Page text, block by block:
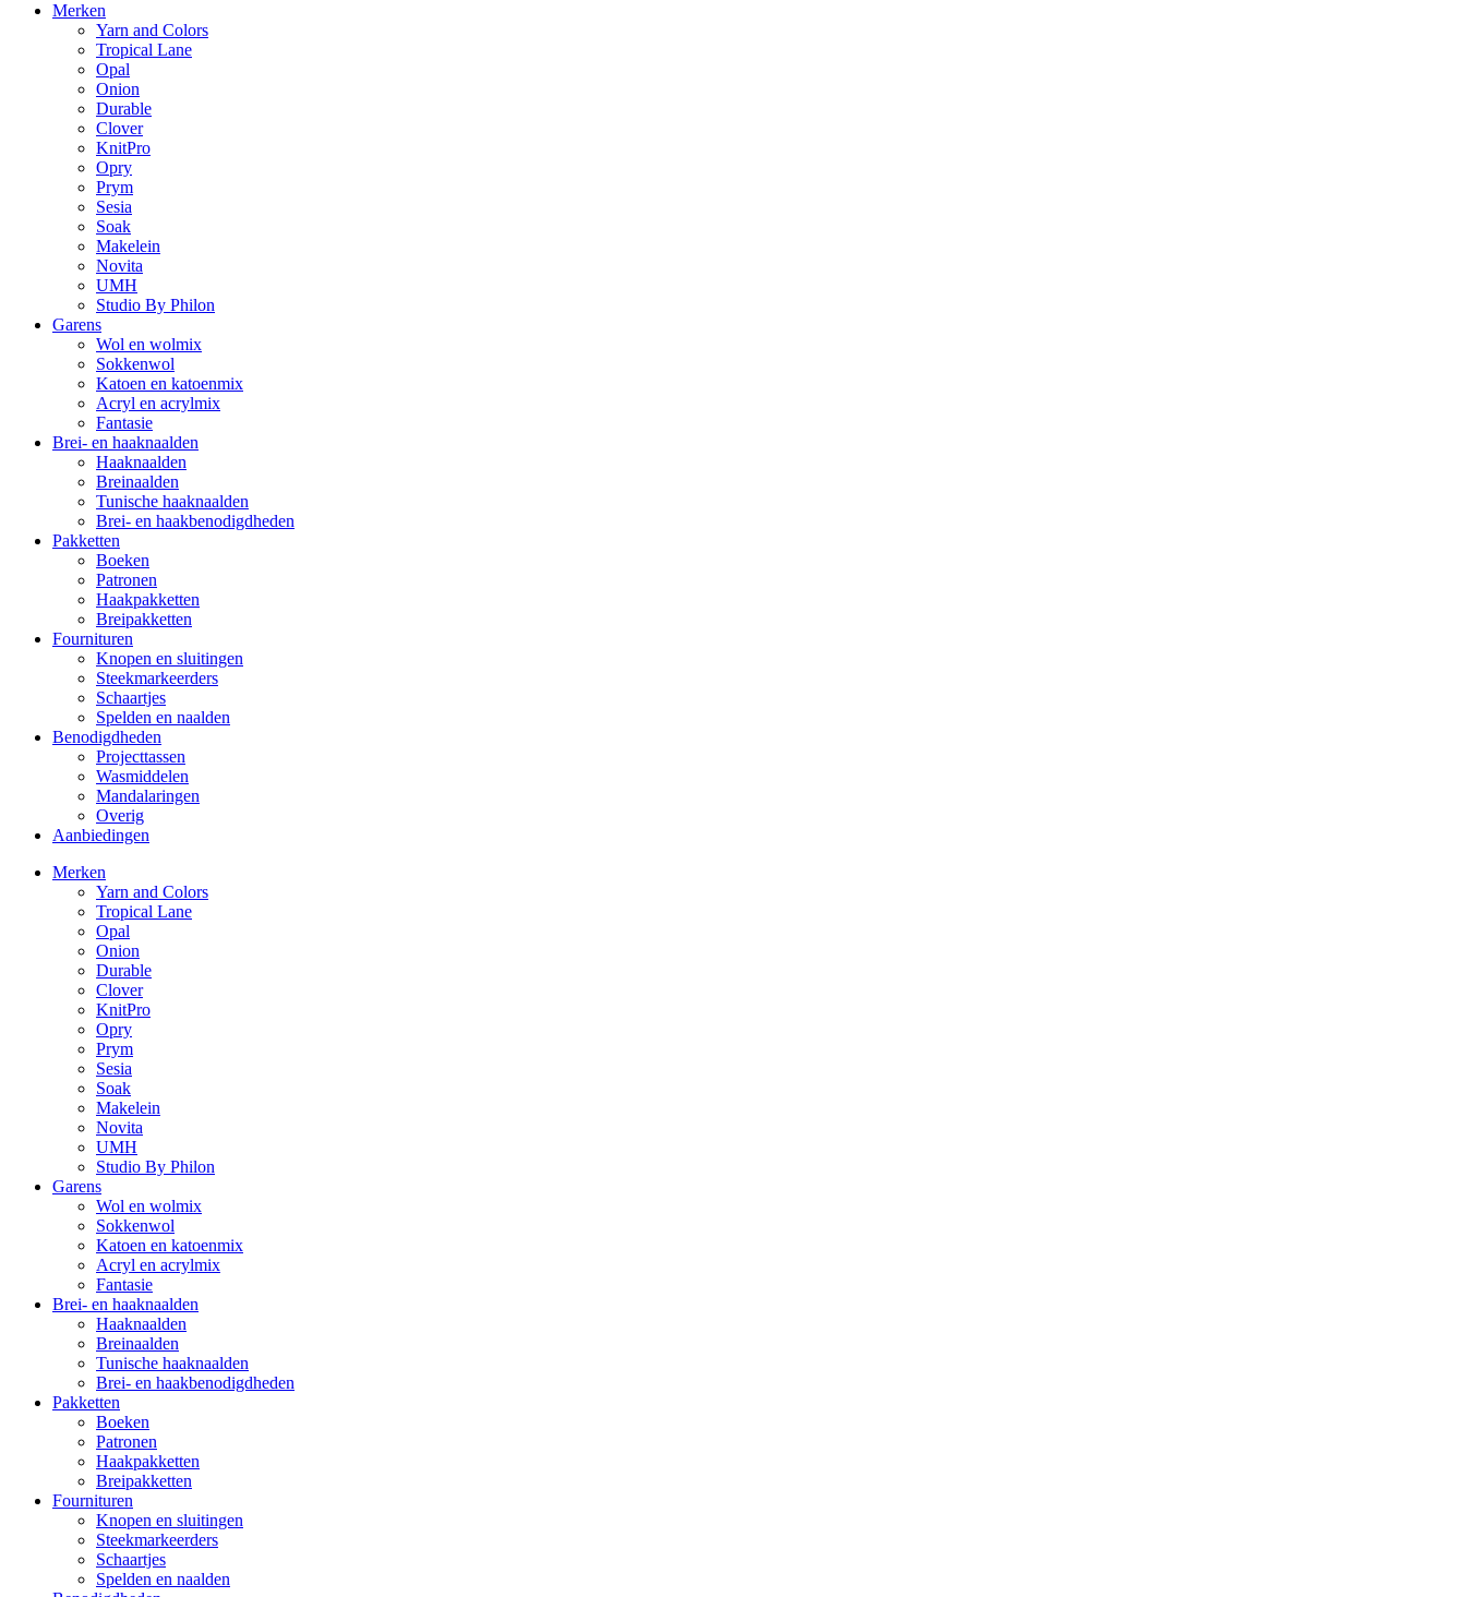
Merken
Yarn and Colors
Tropical Lane
Opal
Onion
Durable
Clover
KnitPro
Opry
Prym
Sesia
Soak
Makelein
Novita
UMH
Studio By Philon
Garens
Wol en wolmix
Sokkenwol
Katoen en katoenmix
Acryl en acrylmix
Fantasie
Brei- en haaknaalden
Haaknaalden
Breinaalden
Tunische haaknaalden
Brei- en haakbenodigdheden
Pakketten
Boeken
Patronen
Haakpakketten
Breipakketten
Fournituren
Knopen en sluitingen
Steekmarkeerders
Schaartjes
Spelden en naalden
Benodigdheden
Projecttassen
Wasmiddelen
Mandalaringen
Overig
Aanbiedingen
Merken
Yarn and Colors
Tropical Lane
Opal
Onion
Durable
Clover
KnitPro
Opry
Prym
Sesia
Soak
Makelein
Novita
UMH
Studio By Philon
Garens
Wol en wolmix
Sokkenwol
Katoen en katoenmix
Acryl en acrylmix
Fantasie
Brei- en haaknaalden
Haaknaalden
Breinaalden
Tunische haaknaalden
Brei- en haakbenodigdheden
Pakketten
Boeken
Patronen
Haakpakketten
Breipakketten
Fournituren
Knopen en sluitingen
Steekmarkeerders
Schaartjes
Spelden en naalden